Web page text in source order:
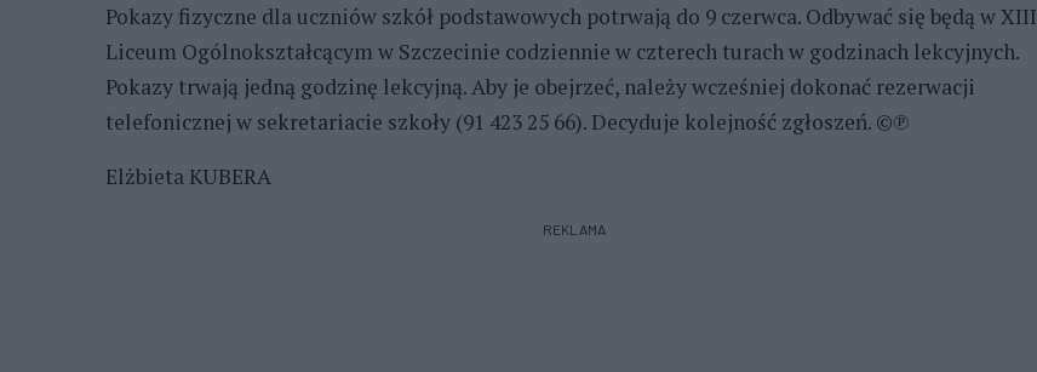
Pokazy fizyczne dla uczniów szkół podstawowych potrwają do 9 czerwca. Odbywać się będą w XIII
Liceum Ogólnokształcącym w Szczecinie codziennie w czterech turach w godzinach lekcyjnych.
Pokazy trwają jedną godzinę lekcyjną. Aby je obejrzeć, należy wcześniej dokonać rezerwacji
telefonicznej w sekretariacie szkoły (91 423 25 66). Decyduje kolejność zgłoszeń. ©℗
Elżbieta KUBERA
REKLAMA